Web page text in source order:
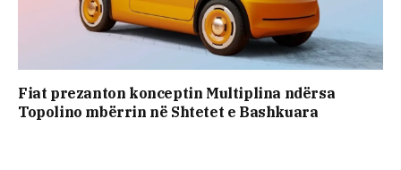
Fiat prezanton konceptin Multiplina ndërsa
Topolino mbërrin në Shtetet e Bashkuara